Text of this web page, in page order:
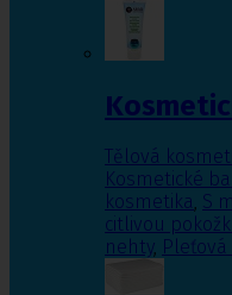
Tělová
Kosmetické
kosmetika, S
citlivou
nehty,